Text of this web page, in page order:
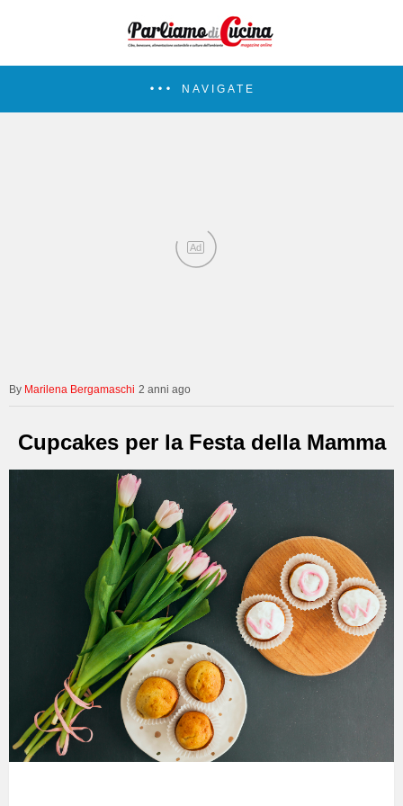
NAVIGATE
Ad
Marilena Bergamaschi 2 anni ago
Cupcakes per la Festa della Mamma